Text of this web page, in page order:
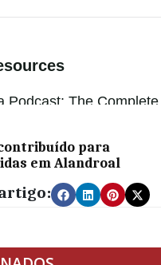
para
em Alandroal